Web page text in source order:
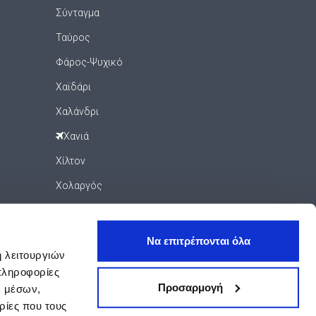
μέσων,
που τους
Να επιτρέπονται όλα
Προσαρμογή
Σύνταγμα
Ταύρος
Φάρος-Ψυχικό
Χαϊδάρι
Χαλάνδρι
Χανιά
Χίλτον
Χολαργός
Ωνάσειο - Ίδρυμα Νιάρχος